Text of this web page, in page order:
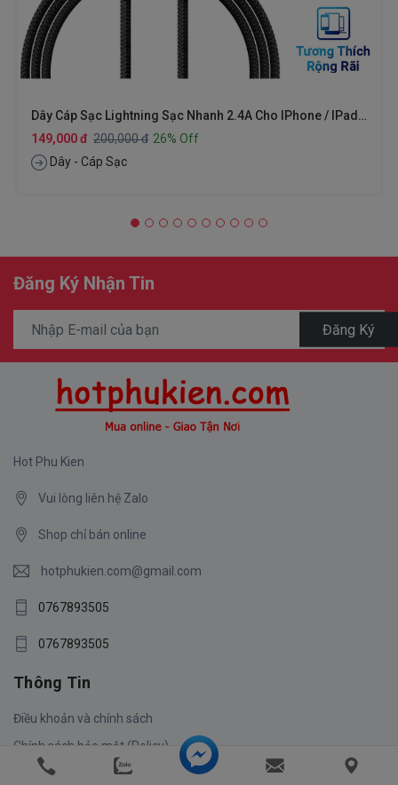
Dây Cáp Sạc Lightning Sạc Nhanh 2.4A Cho IPhone / IPad / Cho Airpods Hiệu Baseus Legend Series Elbow Thiết Kế Chuyên Dùng Cho Game Thủ Trang Bị Công Nghệ SR, Truyền Tải Dữ Liệu 480Mbps, Chip Sạc Thông Minh (giao Màu Ngẫu Nhiên)
149,000 đ 200,000 đ 26% Off
Dây - Cáp Sạc
Đăng Ký Nhận Tin
Đăng Ký
Hot Phu Kien
Vui lòng liên hệ Zalo
Shop chỉ bán online
hotphukien.com@gmail.com
0767893505
0767893505
Thông Tin
Điều khoản và chính sách
Chính sách bảo mật (Policy)
Từ chối trách nhiệm (disclaimer)